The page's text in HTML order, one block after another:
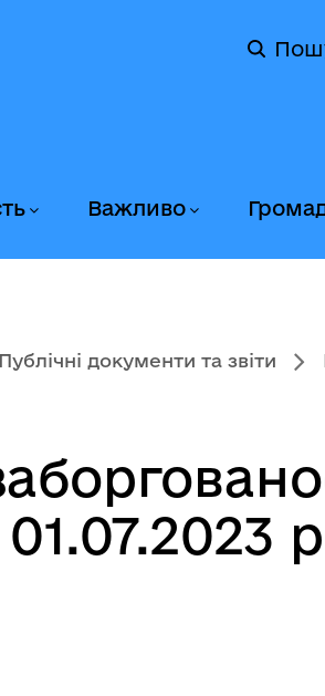
Важливо
Публічні документи та звіти